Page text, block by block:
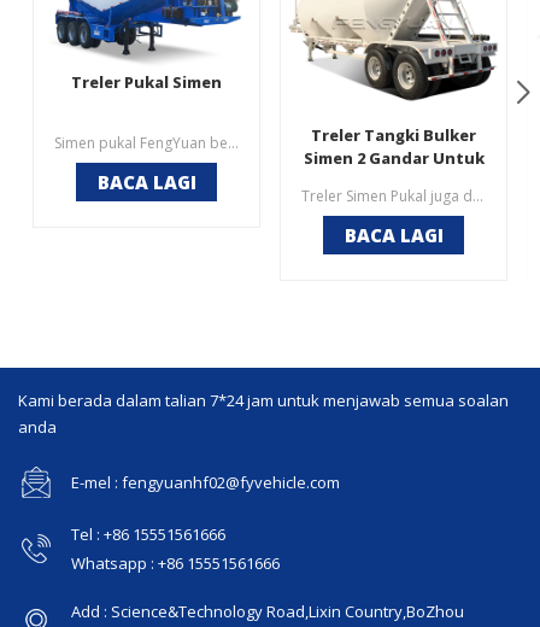
Treler Pukal Simen
Simen pukal FengYuan bergantung pada pengalaman 20 tahun kami, reka bentuk profesional, pemasangan bahagian yang berkualiti, memberikan prestasi yang lebih tinggi, tahan lama, stabil. Bantu pelanggan mendapat lebih banyak, kos lebih murah. Ciri：1. Kadar pemuatan >98% pengisian penuh2. Kadar baki 15m paling sesuai silo4. Memunggah lebih cepat >1.5tan/min menjimatkan bahan api
BACA LAGI
Treler Tangki Bulker
Simen 2 Gandar Untuk
Treler Simen Pukal juga dipanggil bulker simen, silobas atau treler silo. Ia digunakan terutamanya untuk pembungkusan pukal bahan kering serbuk seperti abu terbang, simen, serbuk kapur, serbuk bijih, alkali berbutir, serbuk aluminium, dll. Kita sering melihat treler separuh tangki simen pukal untuk pengangkutan bahan serbuk di loji simen, gudang simen dan tapak pembinaan yang besar.
BACA LAGI
Kami berada dalam talian 7*24 jam untuk menjawab semua soalan
anda
E-mel : fengyuanhf02@fyvehicle.com
Tel : +86 15551561666
Whatsapp : +86 15551561666
Add : Science&Technology Road,Lixin Country,BoZhou